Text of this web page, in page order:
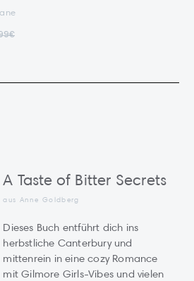
A Taste of Bitter Secrets
aus Anne Goldberg
Dieses Buch entführt dich ins
herbstliche Canterbury und
mittenrein in eine cozy Romance
mit Gilmore Girls-Vibes und vielen